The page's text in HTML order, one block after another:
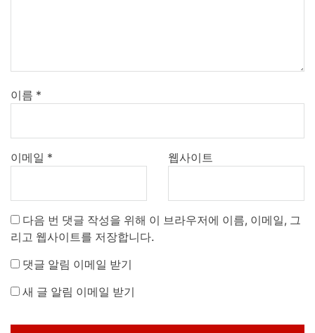
이름 *
이메일 * 웹사이트
다음 번 댓글 작성을 위해 이 브라우저에 이름, 이메일, 그
리고 웹사이트를 저장합니다.
댓글 알림 이메일 받기
새 글 알림 이메일 받기